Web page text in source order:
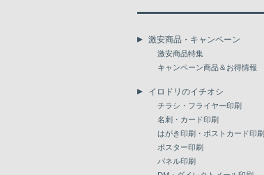
激安商品・キャンペーン
激安商品特集
キャンペーン商品＆お得情報
イロドリのイチオシ
チラシ・フライヤー印刷
名刺・カード印刷
はがき印刷・ポストカード印刷
ポスター印刷
パネル印刷